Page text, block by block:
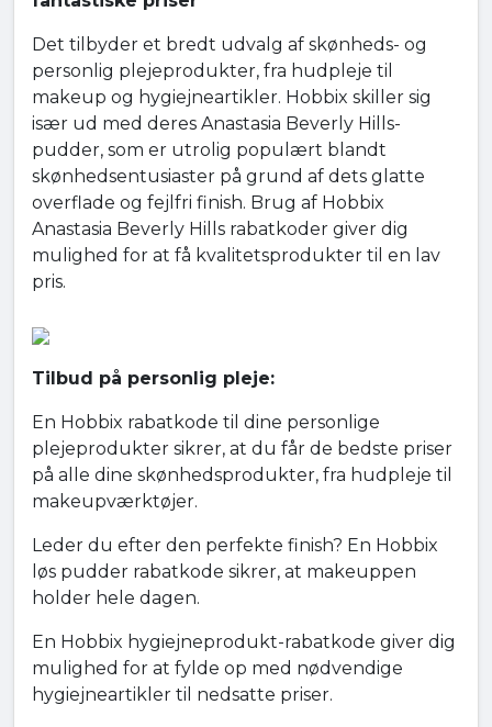
Det tilbyder et bredt udvalg af skønheds- og
personlig plejeprodukter, fra hudpleje til
makeup og hygiejneartikler. Hobbix skiller sig
især ud med deres Anastasia Beverly Hills-
pudder, som er utrolig populært blandt
skønhedsentusiaster på grund af dets glatte
overflade og fejlfri finish. Brug af Hobbix
Anastasia Beverly Hills rabatkoder giver dig
mulighed for at få kvalitetsprodukter til en lav
pris.
Tilbud på personlig pleje:
En Hobbix rabatkode til dine personlige
plejeprodukter sikrer, at du får de bedste priser
på alle dine skønhedsprodukter, fra hudpleje til
makeupværktøjer.
Leder du efter den perfekte finish? En Hobbix
løs pudder rabatkode sikrer, at makeuppen
holder hele dagen.
En Hobbix hygiejneprodukt-rabatkode giver dig
mulighed for at fylde op med nødvendige
hygiejneartikler til nedsatte priser.